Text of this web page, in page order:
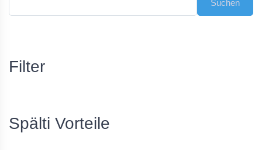
Filter
Spälti Vorteile